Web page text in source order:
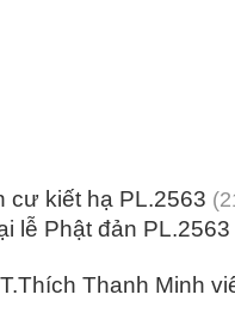
cư kiết hạ PL.2563
lễ Phật đản PL.2563
Thanh Minh